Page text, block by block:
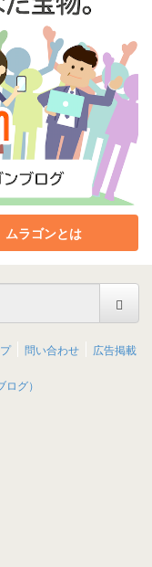
ムラゴンとは
問い合わせ 広告掲載
グ）